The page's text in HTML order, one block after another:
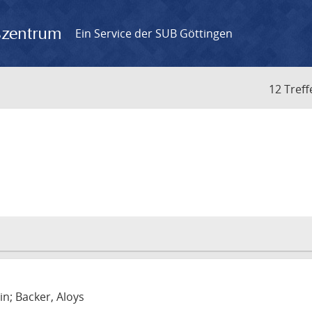
Ein Service der SUB Göttingen
12
Backer, Aloys